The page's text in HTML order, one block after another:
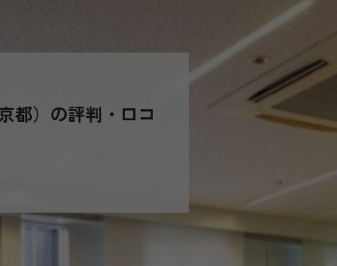
都）の評判・口コ